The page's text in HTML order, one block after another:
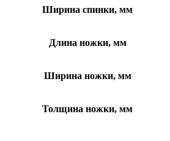
Ширина спинки, мм
Длина ножки, мм
Ширина ножки, мм
Толщина ножки, мм